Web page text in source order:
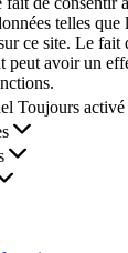
telles
ce site. Le fait
peut avoir un
Toujours activé